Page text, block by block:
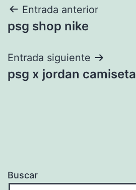
Navegación
de
entradas
Entrada anterior
psg shop nike
Entrada siguiente
psg x jordan camiseta
Buscar